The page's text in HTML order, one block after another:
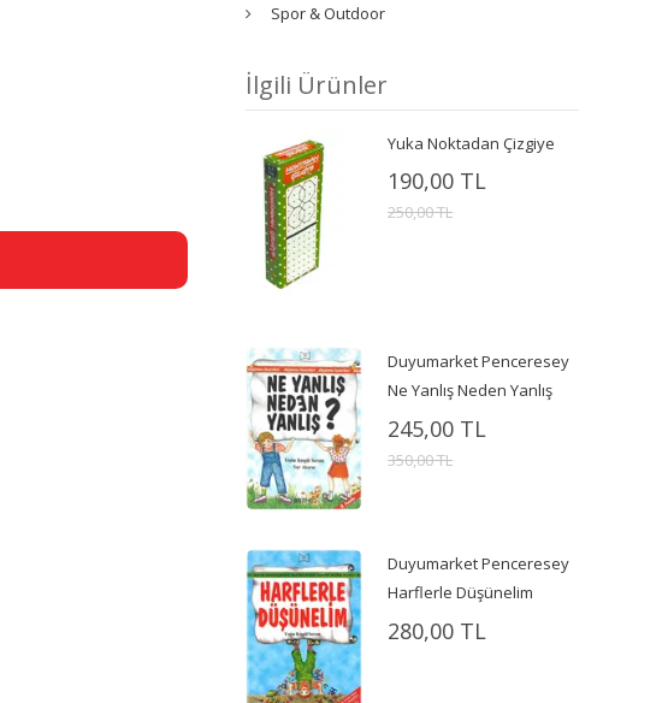
Spor & Outdoor
İlgili Ürünler
Yuka Noktadan Çizgiye
190,00 TL
250,00 TL
Duyumarket Penceresey
Ne Yanlış Neden Yanlış
245,00 TL
350,00 TL
Duyumarket Penceresey
Harflerle Düşünelim
280,00 TL